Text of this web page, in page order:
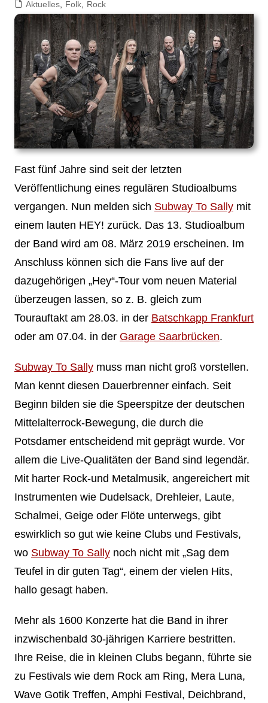
Aktuelles, Folk, Rock
Fast fünf Jahre sind seit der letzten
Veröffentlichung eines regulären Studioalbums
vergangen. Nun melden sich Subway To Sallymit
einem lauten HEY! zurück. Das 13. Studioalbum
der Band wird am 08. März 2019 erscheinen. Im
Anschluss können sich die Fans live auf der
dazugehörigen „Hey“-Tour vom neuen Material
überzeugen lassen, so z. B. gleich zum
Tourauftakt am 28.03. in der Batschkapp Frankfurt
oder am 07.04. in der Garage Saarbrücken.
Subway To Sallymuss man nicht groß vorstellen.
Man kennt diesen Dauerbrenner einfach. Seit
Beginn bilden sie die Speerspitze der deutschen
Mittelalterrock-Bewegung, die durch die
Potsdamer entscheidend mit geprägt wurde. Vor
allem die Live-Qualitäten der Band sind legendär.
Mit harter Rock-und Metalmusik, angereichert mit
Instrumenten wie Dudelsack, Drehleier, Laute,
Schalmei, Geige oder Flöte unterwegs, gibt
eswirklich so gut wie keine Clubs und Festivals,
wo Subway To Sallynoch nicht mit „Sag dem
Teufel in dir guten Tag“, einem der vielen Hits,
hallo gesagt haben.
Mehr als 1600 Konzerte hat die Band in ihrer
inzwischenbald 30-jährigen Karriere bestritten.
Ihre Reise, die in kleinen Clubs begann, führte sie
zu Festivals wie dem Rock am Ring, Mera Luna,
Wave Gotik Treffen, Amphi Festival, Deichbrand,